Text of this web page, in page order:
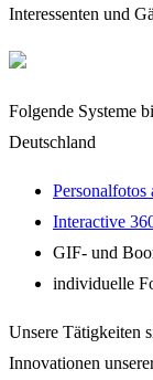
Interessenten und
Folgende Systeme
Deutschland
Personalfotos
Interactive
GIF- und
individuelle
Unsere Tätigkeiten
Innovationen